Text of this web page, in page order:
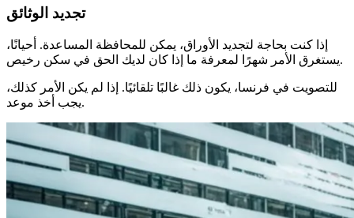
تجديد الوثائق
إذا كنت بحاجة لتجديد الأوراق، يمكن للمحافظة المساعدة. أحيانًا،
يستغرق الأمر شهرًا لمعرفة ما إذا كان لديك الحق في سكن رخيص.
للتصويت في فرنسا، يكون ذلك غالبًا تلقائيًا. إذا لم يكن الأمر كذلك،
يجب أخذ موعد.